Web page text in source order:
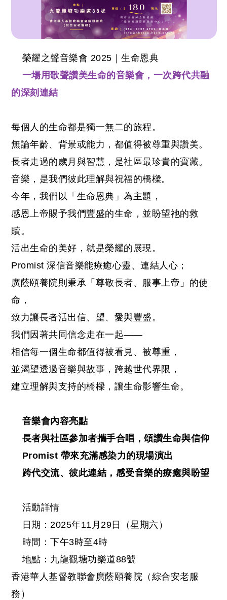
榮耀之聲音樂會 2025｜生命恩典
一場用歌聲讚美生命的音樂會，一次跨代共融
的深刻連結
每個人的生命都是獨一無二的旅程。
無論年齡、背景或能力，都值得被尊重與讚美。
長者走過的歲月與智慧，是社區最珍貴的寶藏。
音樂，是我們彼此理解與祝福的橋樑。
今年，我們以「生命恩典」為主題，
感恩上帝賜予我們豐盛的生命，並盼望祂的救
贖。
活出生命的美好，就是榮耀的展現。
Promist 深信音樂能療癒心靈、連結人心；
廣蔭頤養院則秉承「尊敬長者、服事上帝」的使
命，
致力讓長者活出信、望、愛與豐盛。
我們因著共同信念走在一起——
相信每一個生命都值得被看見、被尊重，
並渴望透過音樂與故事，跨越世代界限，
建立理解與支持的橋樑，讓生命影響生命。
音樂會內容亮點
長者與社區參加者攜手合唱，頌讚生命與信仰
Promist 帶來充滿感染力的現場演出
跨代交流、彼此連結，感受音樂的療癒與盼望
活動詳情
日期：2025年11月29日（星期六）
時間：下午3時至4時
地點：九龍觀塘功樂道88號
香港華人基督教聯會廣蔭頤養院（綜合安老服
務）